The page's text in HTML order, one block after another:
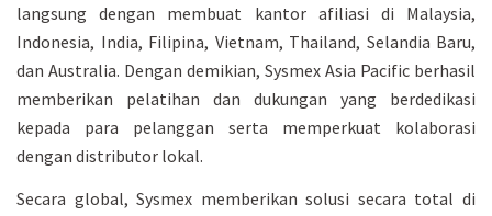
langsung dengan membuat kantor afiliasi di Malaysia,
Indonesia, India, Filipina, Vietnam, Thailand, Selandia Baru,
dan Australia. Dengan demikian, Sysmex Asia Pacific berhasil
memberikan pelatihan dan dukungan yang berdedikasi
kepada para pelanggan serta memperkuat kolaborasi
dengan distributor lokal.
Secara global, Sysmex memberikan solusi secara total di